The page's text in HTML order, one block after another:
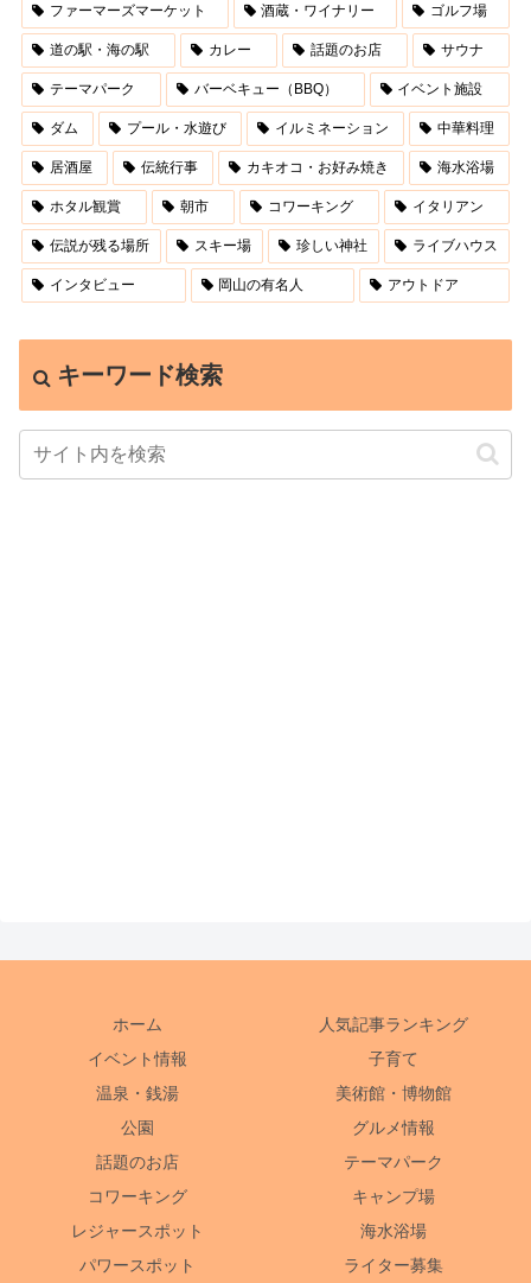
ファーマーズマーケット 酒蔵・ワイナリー ゴルフ場
道の駅・海の駅 カレー 話題のお店 サウナ
テーマパーク バーベキュー（BBQ） イベント施設
ダム プール・水遊び イルミネーション 中華料理
居酒屋 伝統行事 カキオコ・お好み焼き 海水浴場
ホタル観賞 朝市 コワーキング イタリアン
伝説が残る場所 スキー場 珍しい神社 ライブハウス
インタビュー 岡山の有名人 アウトドア
キーワード検索
ホーム
人気記事ランキング
イベント情報
子育て
温泉・銭湯
美術館・博物館
公園
グルメ情報
話題のお店
テーマパーク
コワーキング
キャンプ場
レジャースポット
海水浴場
パワースポット
ライター募集